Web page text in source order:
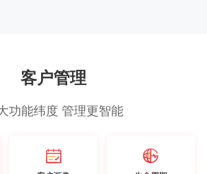
客户管理
功能纬度 管理更智能